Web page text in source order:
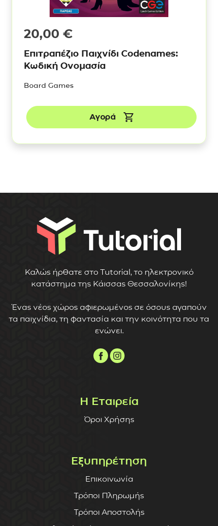
20,00 €
Επιτραπέζιο Παιχνίδι Codenames:
Κωδική Ονομασία
Board Games
Αγορά
Καλώς ήρθατε στο Tutorial, το ηλεκτρονικό
κατάστημα της Κάισσας Θεσσαλονίκης!
Ένας νέος χώρος αφιερωμένος σε όσους αγαπούν
τα παιχνίδια, τη φαντασία και την κοινότητα που τα
ενώνει.
Η Εταιρεία
Όροι Χρήσης
Εξυπηρέτηση
Επικοινωνία
Τρόποι Πληρωμής
Τρόποι Αποστολής